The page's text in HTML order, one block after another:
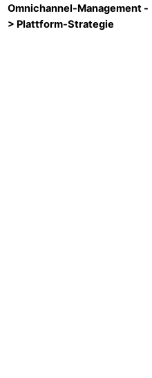
Omnichannel-Management -
> Plattform-Strategie